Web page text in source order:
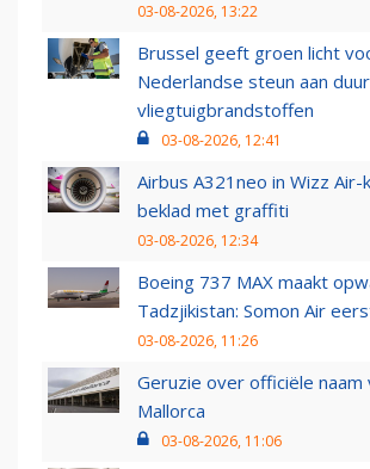
03-08-2026, 13:22
Brussel geeft groen licht
Nederlandse steun aan
vliegtuigbrandstoffen
03-08-2026, 12:41
Airbus A321neo in Wizz
beklad met graffiti
03-08-2026, 12:34
Boeing 737 MAX maakt
Tadzjikistan: Somon Air
03-08-2026, 11:26
Geruzie over officiële naam
Mallorca
03-08-2026, 11:06